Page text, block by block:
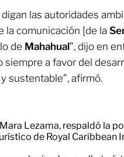
las autoridades
la comunicación [de la
de Mahahual”, dijo en
siempre a favor del
sustentable”, afirmó.
Lezama, respaldó la
de Royal Caribbean